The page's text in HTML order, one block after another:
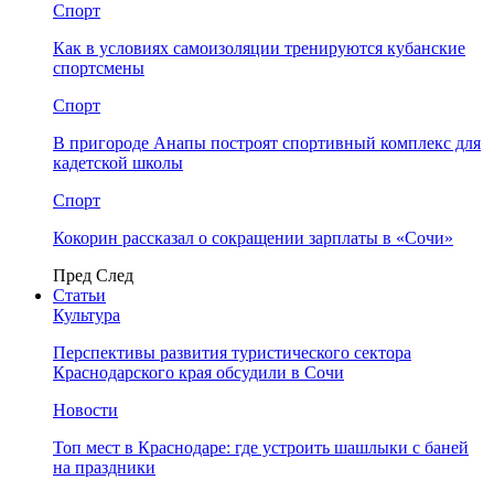
Спорт
Как в условиях самоизоляции тренируются кубанские
спортсмены
Спорт
В пригороде Анапы построят спортивный комплекс для
кадетской школы
Спорт
Кокорин рассказал о сокращении зарплаты в «Сочи»
Пред След
Статьи
Культура
Перспективы развития туристического сектора
Краснодарского края обсудили в Сочи
Новости
Топ мест в Краснодаре: где устроить шашлыки с баней
на праздники